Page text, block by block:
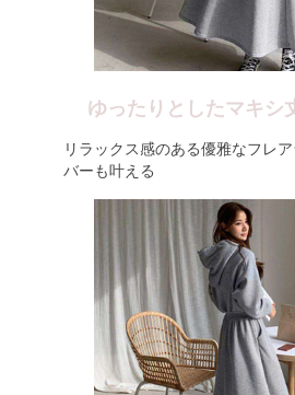
ゆったりとしたマキシ
リラックス感のある優雅なフレ
バーも叶える